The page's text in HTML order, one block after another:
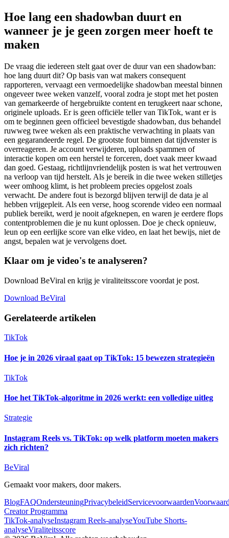
Hoe lang een shadowban duurt en
wanneer je je geen zorgen meer hoeft te
maken
De vraag die iedereen stelt gaat over de duur van een shadowban:
hoe lang duurt dit? Op basis van wat makers consequent
rapporteren, vervaagt een vermoedelijke shadowban meestal binnen
ongeveer twee weken vanzelf, vooral zodra je stopt met het posten
van gemarkeerde of hergebruikte content en terugkeert naar schone,
originele uploads. Er is geen officiële teller van TikTok, want er is
om te beginnen geen officieel bevestigde shadowban, dus behandel
ruwweg twee weken als een praktische verwachting in plaats van
een gegarandeerde regel. De grootste fout binnen dat tijdvenster is
overreageren. Je account verwijderen, uploads spammen of
interactie kopen om een herstel te forceren, doet vaak meer kwaad
dan goed. Gestaag, richtlijnvriendelijk posten is wat het vertrouwen
na verloop van tijd herstelt. Als je bereik in die twee weken stilletjes
weer omhoog klimt, is het probleem precies opgelost zoals
verwacht. De andere fout is bezorgd blijven terwijl de data je al
hebben vrijgepleit. Als een verse, hoog scorende video een normaal
publiek bereikt, werd je nooit afgeknepen, en waren je eerdere flops
contentproblemen die je nu kunt oplossen. Doe je check opnieuw,
leun op een eerlijke score van elke video, en laat het bewijs, niet de
angst, bepalen wat je vervolgens doet.
Klaar om je video's te analyseren?
Download BeViral en krijg je viraliteitsscore voordat je post.
Download BeViral
Gerelateerde artikelen
TikTok
Hoe je in 2026 viraal gaat op TikTok: 15 bewezen strategieën
TikTok
Hoe het TikTok-algoritme in 2026 werkt: een volledige uitleg
Strategie
Instagram Reels vs. TikTok: op welk platform moeten makers
zich richten?
BeViral
Gemaakt voor makers, door makers.
BlogFAQOndersteuningPrivacybeleidServicevoorwaarden
Creator Programma
TikTok-analyseInstagram Reels-analyseYouTube Shorts-
analyseViraliteitsscore